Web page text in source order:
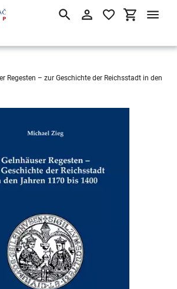
SuchenEinloggen
Regesten – zur Geschichte der Reichsstadt in den